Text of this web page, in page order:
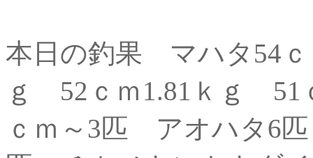
本日の釣果 マハタ54
ｇ 52ｃｍ1.81ｋｇ 51
ｃｍ～3匹 アオハタ6